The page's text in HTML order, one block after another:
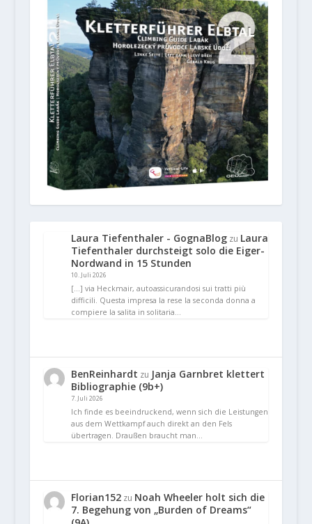
Laura Tiefenthaler - GognaBlogzu Laura
Tiefenthaler durchsteigt solo die Eiger-
Nordwand in 15 Stunden
10. Juli 2026
[…] via Heckmair, autoassicurandosi sui tratti più
difficili. Questa impresa la rese la seconda donna a
compiere la salita in solitaria…
BenReinhardt zu Janja Garnbret klettert
Bibliographie (9b+)
7. Juli 2026
Ich finde es beeindruckend, wenn sich die Leistungen
aus dem Wettkampf auch direkt an den Fels
übertragen. Draußen braucht man…
Florian152zu Noah Wheeler holt sich die
7. Begehung von „Burden of Dreams“